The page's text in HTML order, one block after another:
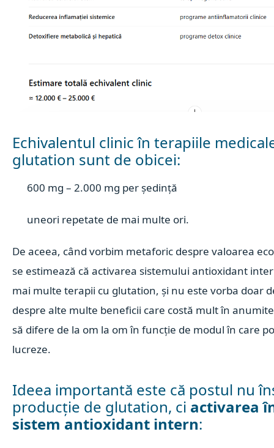
Echivalentul clinic în terapiile
glutation sunt de obicei:
600 mg – 2.000 mg per ședință
uneori repetate de mai multe ori.
De aceea, când vorbim metaforic despre valoarea
se estimează că activarea sistemului antioxidant
mai multe terapii cu glutation, și nu este vorba doar
despre alte multe beneficii care costă mult în
să difere de la om la om în funcție de modul în care
lucreze.
Ideea importantă este că postul nu
producție de glutation, ci activarea
sistem antioxidant intern: